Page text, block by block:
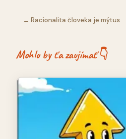
← Racionalita človeka je mýtus
Mohlo by ťa zaujímať 👇